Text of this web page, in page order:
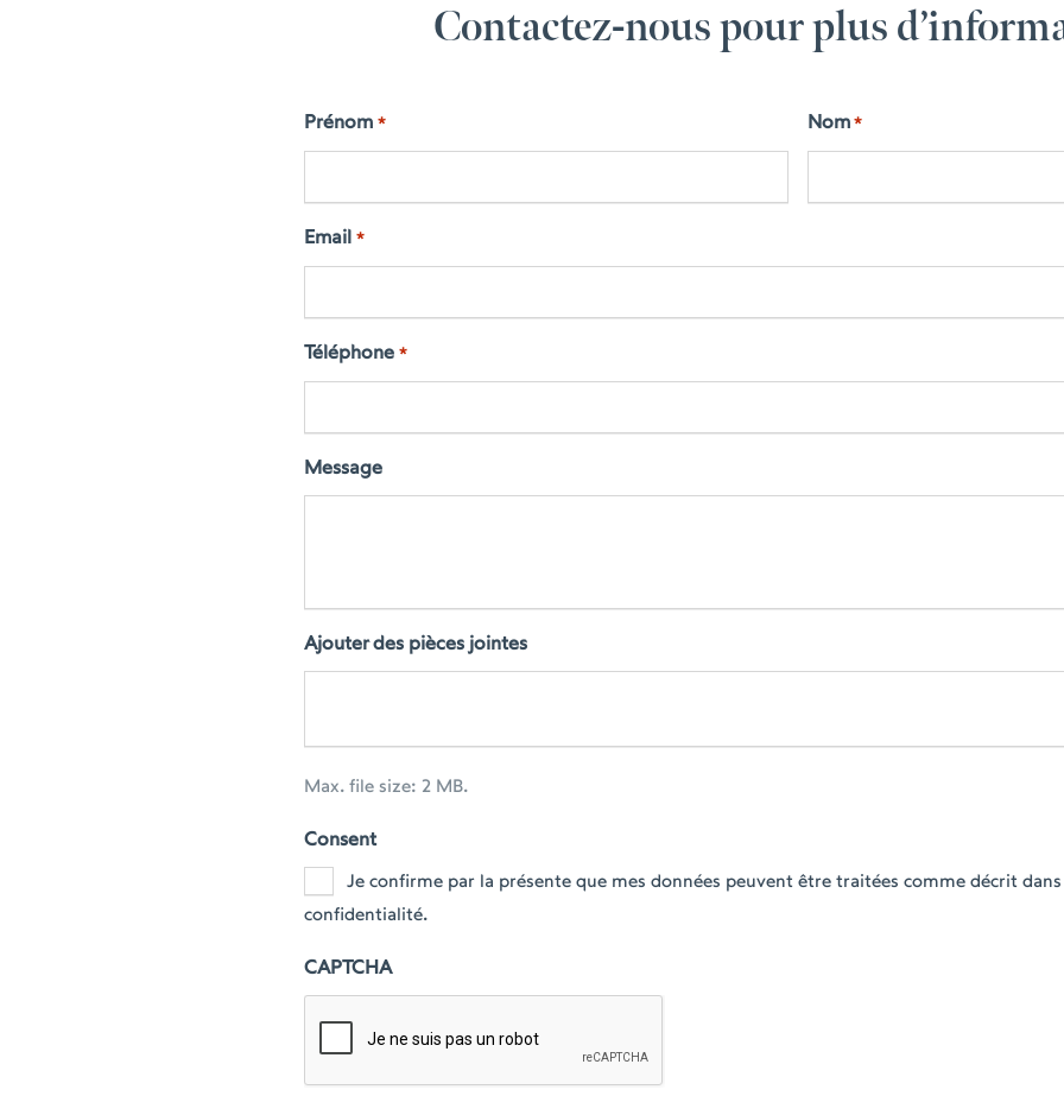
Contactez-nous pour plus
Prénom * Nom *
Email *
Téléphone *
Message
Ajouter des pièces jointes
Max. file size: 2 MB.
Consent
Je confirme par la présente que mes données peuvent être traitées comme décrit
confidentialité.
CAPTCHA